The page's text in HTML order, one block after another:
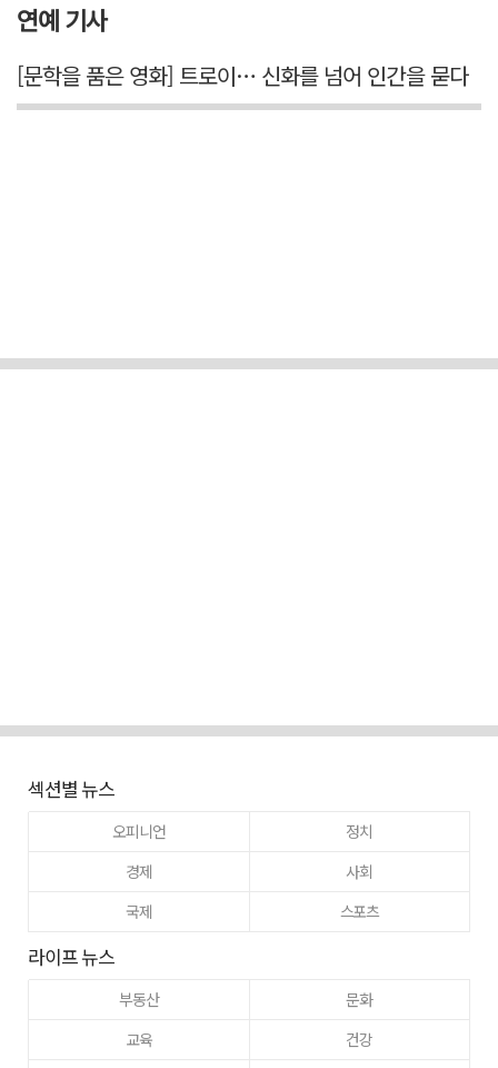
연예 기사
[문학을 품은 영화] 트로이… 신화를 넘어 인간을 묻다
섹션별 뉴스
오피니언
정치
경제
사회
국제
스포츠
라이프 뉴스
부동산
문화
교육
건강